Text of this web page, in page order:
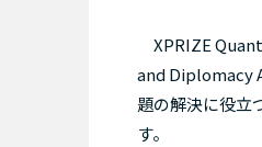
XPRIZE
and Diplomacy
題の解決に役立
す。